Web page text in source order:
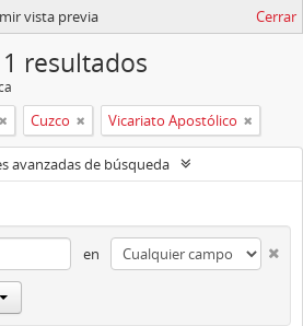
vista previa Cerrar
resultados
Cuzco Vicariato Apostólico
avanzadas de búsqueda
en